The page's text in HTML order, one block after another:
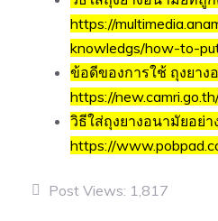
https://
knowledgs/how-to-
ข้อดีของการใช้ ถุงยาง
https://
วิธีใส่ถุงยางอนามัยอย่า
https://
Post Views: 1,817